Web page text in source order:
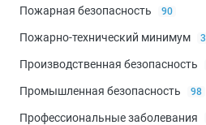
Пожарная безопасность 90
Пожарно-технический минимум 3
Производственная безопасность
Промышленная безопасность 98
Профессиональные заболевания